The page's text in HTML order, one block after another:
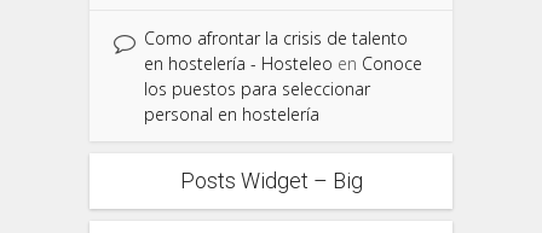
Como afrontar la crisis de talento
en hostelería - Hosteleo en Conoce
los puestos para seleccionar
personal en hostelería
Posts Widget – Big